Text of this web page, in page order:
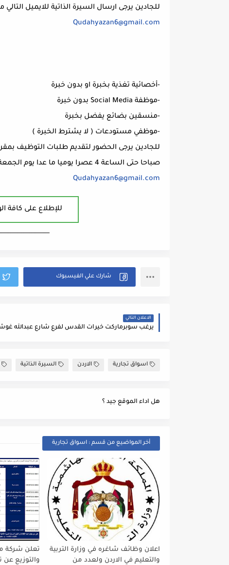
للجادين يرجى ارسال السيرة الذاتية للايميل
Qudahyazan6@gmail.com
-أخصائية تغذية بخبرة او بدون خبرة
-موظفة Social Media بدون خبرة
-منسقين بضائع يفضل بخبرة
-موظفي مستودعات ( لا يشترط الخبرة )
صباحا حتى الساعة 4 عصرا يوميا ما عدا يوم الجمعة او ارسال السيرة الذاتية للايميل التالي :
Qudahyazan6@gmail.com
للإطلاع على كافة
الاعلان التالي
اسواق تجارية الاردن السيرة الذاتية
هل اداء الموقع جيد ؟
أخر المواضيع من قسم : اسواق تجارية
اعلان وظائف شاغره في وزارة التربية
والتعليم في الاردن ولعدد من
تعلن شركة
والتوزيع